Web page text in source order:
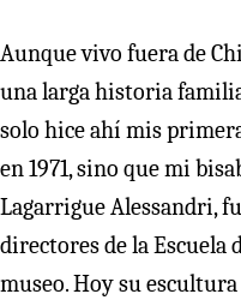
Aunque vivo fuera de
una larga historia
solo hice ahí mis
en 1971, sino que mi
Lagarrigue Alessandri,
directores de la Escuela
museo. Hoy su escultura